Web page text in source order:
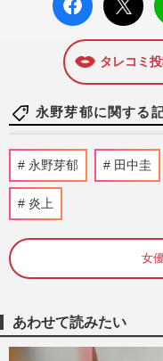
ok い
ト
タレコミ
永野芽郁に関する
永野芽
後初の
田中
サワ』
週刊女性
永野芽郁 田中圭
炎上
女
あわせて読みたい